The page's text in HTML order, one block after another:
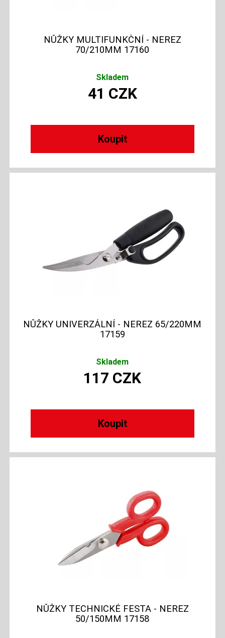
NŮŽKY MULTIFUNKČNÍ - NEREZ
70/210MM 17160
Skladem
41 CZK
NŮŽKY UNIVERZÁLNÍ - NEREZ 65/220MM
17159
Skladem
117 CZK
NŮŽKY TECHNICKÉ FESTA - NEREZ
50/150MM 17158